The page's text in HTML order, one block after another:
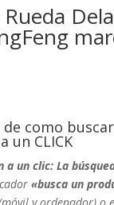
como
un CLICK
a un clic: La
«busca un